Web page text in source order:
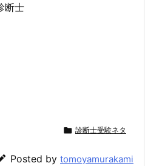
断士
 診断士受験ネタ
Posted by tomoyamurakami